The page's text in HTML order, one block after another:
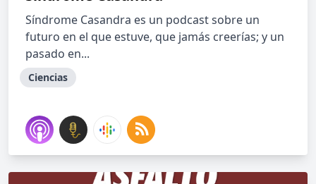
Síndrome Casandra es un podcast sobre un
futuro en el que estuve, que jamás creerías; y un
pasado en...
Ciencias